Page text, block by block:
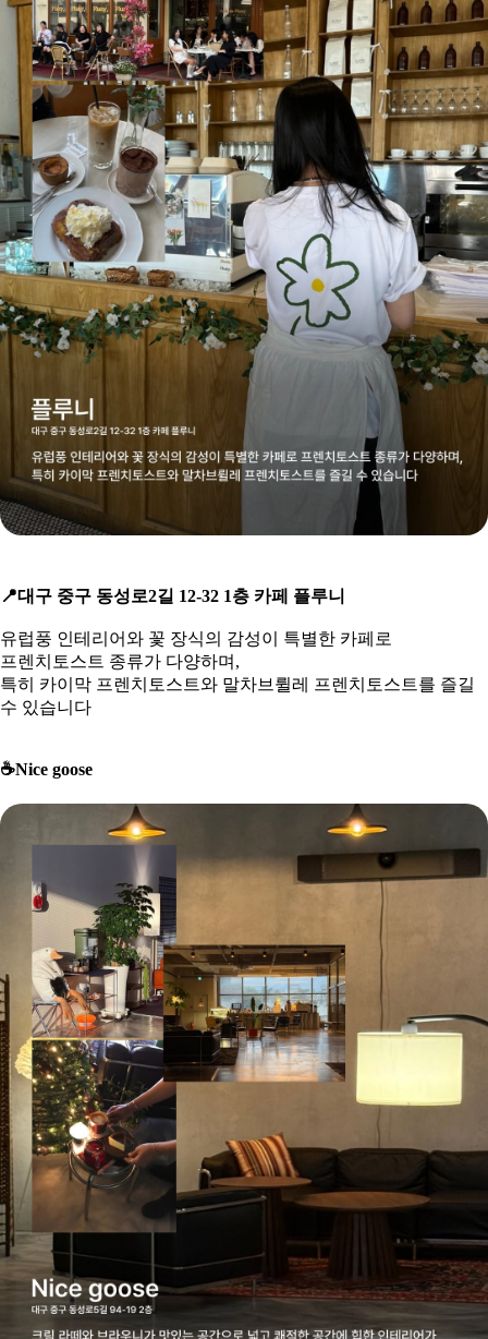
📍대구 중구 동성로2길 12-32 1층 카페 플루니
유럽풍 인테리어와 꽃 장식의 감성이 특별한 카페로
프렌치토스트 종류가 다양하며,
특히 카이막 프렌치토스트와 말차브륄레 프렌치토스트를 즐길
수 있습니다
☕️Nice goose